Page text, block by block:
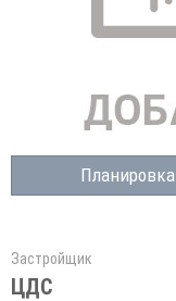
Планировка
Застройщик
ЦДС